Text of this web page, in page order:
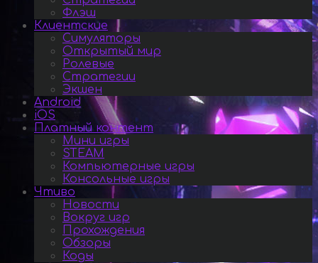
Флэш
Клиентские
Симуляторы
Открытый мир
Ролевые
Стратегии
Экшен
Android
iOS
Платный контент
Мини игры
STEAM
Компьютерные игры
Консольные игры
Чтиво
Новости
Вокруг игр
Прохождения
Обзоры
Коды